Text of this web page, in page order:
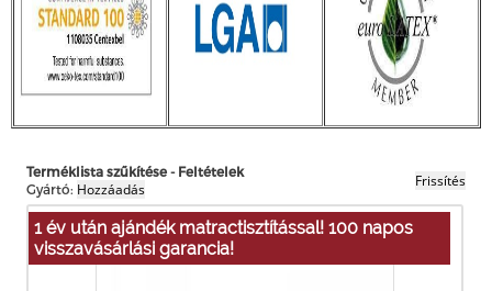
Terméklista szűkítése - Feltételek
Gyártó:
1 év után ajándék matractisztítással! 100 napos
visszavásárlási garancia!